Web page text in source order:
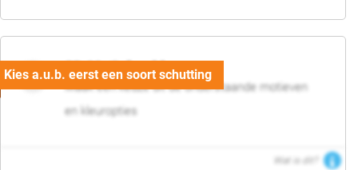
02. Motief en kleur
Maak een keuze uit de onderstaande motieven
en kleuropties
Wat is dit?